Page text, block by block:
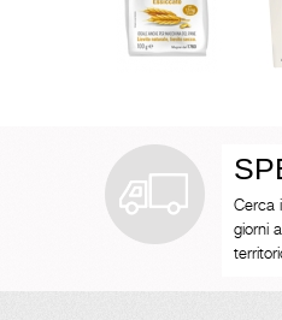
Cerca
giorni